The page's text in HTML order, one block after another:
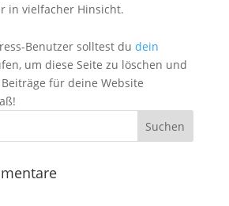
in vielfacher Hinsicht.
Benutzer solltest du dein
um diese Seite zu löschen und
für deine Website